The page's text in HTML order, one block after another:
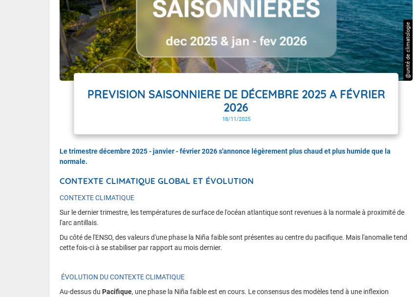
@unité de climatologie
PREVISION SAISONNIERE DE DÉCEMBRE 2025 A FÉVRIER
2026
18/11/2025
Le trimestre décembre 2025 - janvier - février 2026 s'annonce légèrement plus chaud et plus humide que la
normale.
CONTEXTE CLIMATIQUE GLOBAL ET ÉVOLUTION
CONTEXTE CLIMATIQUE
Sur le dernier trimestre, les températures de surface de l'océan atlantique sont revenues à la normale à proximité de
l'arc antillais.
Du côté de l'ENSO, des valeurs d'une phase la Niña faible sont présentes au centre du pacifique. Mais l'anomalie tend
cette fois-ci à se stabiliser par rapport au mois dernier.
ÉVOLUTION DU CONTEXTE CLIMATIQUE
Au-dessus du Pacifique, une phase la Niña faible est en cours. Le consensus des modèles tend à une inflexion
Prévision mensuelle du 31 juillet 2026
BULLETIN DES TENDANCES MENSUELLES ÉLABORÉ LE
31 JUILLET 2026. CES TENDANCES SONT POUR LA
GUADELOUPE ET LES ÎLES DU NORD, SAINT-MARTIN ET